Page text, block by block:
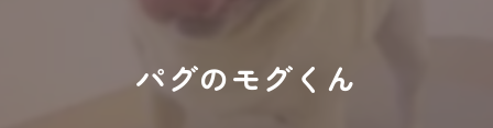
パグのモグくん